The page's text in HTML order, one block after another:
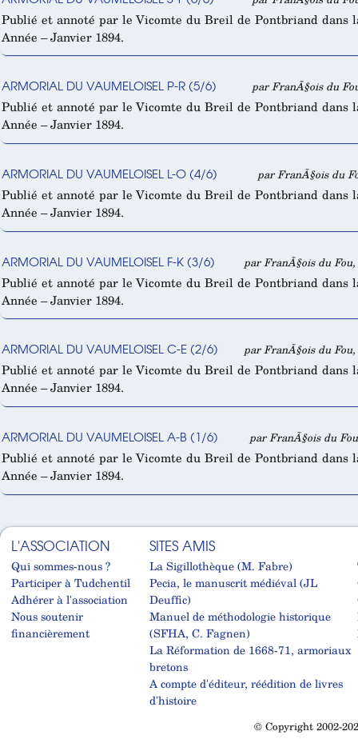
Publié et annoté par le Vicomte du Breil de Pontbriand dans
Année – Janvier 1894.
ARMORIAL DU VAUMELOISEL P-R (5/6) par FranÃ§ois du
Publié et annoté par le Vicomte du Breil de Pontbriand dans
Année – Janvier 1894.
ARMORIAL DU VAUMELOISEL L-O (4/6) par FranÃ§ois du
Publié et annoté par le Vicomte du Breil de Pontbriand dans
Année – Janvier 1894.
ARMORIAL DU VAUMELOISEL F-K (3/6) par FranÃ§ois du
Publié et annoté par le Vicomte du Breil de Pontbriand dans
Année – Janvier 1894.
ARMORIAL DU VAUMELOISEL C-E (2/6) par FranÃ§ois du
Publié et annoté par le Vicomte du Breil de Pontbriand dans
Année – Janvier 1894.
ARMORIAL DU VAUMELOISEL A-B (1/6) par FranÃ§ois du
Publié et annoté par le Vicomte du Breil de Pontbriand dans
Année – Janvier 1894.
L'ASSOCIATION
Qui sommes-nous ?
Participer à Tudchentil
Adhérer à l'association
Nous soutenir
financièrement
SITES AMIS
La Sigillothèque (M. Fabre)
Pecia, le manuscrit médiéval (JL
Deuffic)
Manuel de méthodologie historique
(SFHA, C. Fagnen)
La Réformation de 1668-71, armoriaux
bretons
A compte d'éditeur, réédition de livres
d'histoire
© Copyright 2002-